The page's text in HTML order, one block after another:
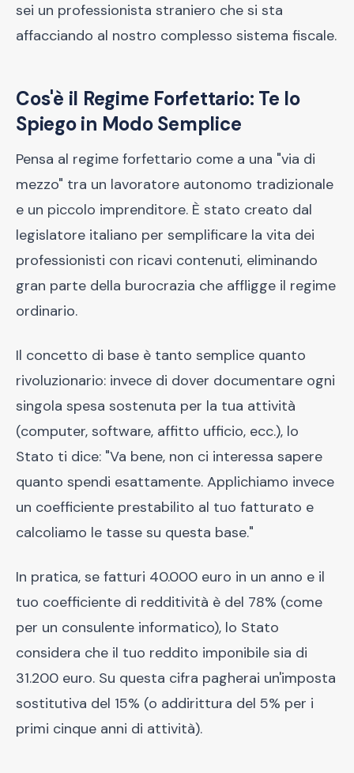
sei un professionista straniero che si sta
affacciando al nostro complesso sistema fiscale.
Cos'è il Regime Forfettario: Te lo
Spiego in Modo Semplice
Pensa al regime forfettario come a una "via di
mezzo" tra un lavoratore autonomo tradizionale
e un piccolo imprenditore. È stato creato dal
legislatore italiano per semplificare la vita dei
professionisti con ricavi contenuti, eliminando
gran parte della burocrazia che affligge il regime
ordinario.
Il concetto di base è tanto semplice quanto
rivoluzionario: invece di dover documentare ogni
singola spesa sostenuta per la tua attività
(computer, software, affitto ufficio, ecc.), lo
Stato ti dice: "Va bene, non ci interessa sapere
quanto spendi esattamente. Applichiamo invece
un coefficiente prestabilito al tuo fatturato e
calcoliamo le tasse su questa base."
In pratica, se fatturi 40.000 euro in un anno e il
tuo coefficiente di redditività è del 78% (come
per un consulente informatico), lo Stato
considera che il tuo reddito imponibile sia di
31.200 euro. Su questa cifra pagherai un'imposta
sostitutiva del 15% (o addirittura del 5% per i
primi cinque anni di attività).